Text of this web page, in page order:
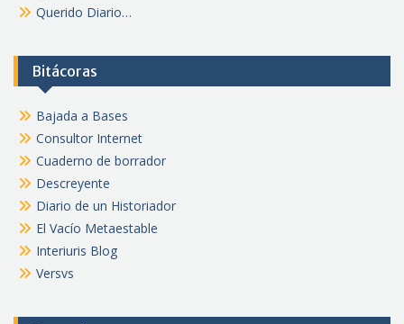
Querido Diario…
Bitácoras
Bajada a Bases
Consultor Internet
Cuaderno de borrador
Descreyente
Diario de un Historiador
El Vacío Metaestable
Interiuris Blog
Versvs